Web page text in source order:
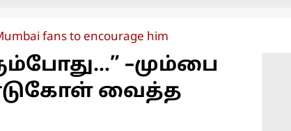
fans to encourage him
–மும்பை
வைத்த